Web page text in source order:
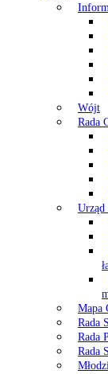
Wójt
Rada
Mapa
Rada
Rada
Rada